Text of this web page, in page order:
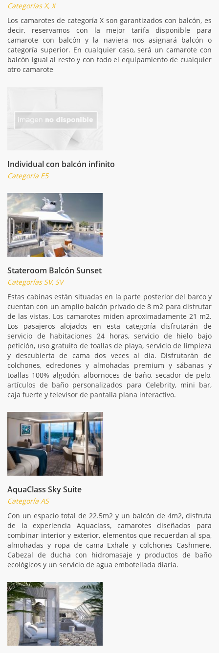
Categorías X, X
Los camarotes de categoría X son garantizados con balcón, es
decir, reservamos con la mejor tarifa disponible para
camarote con balcón y la naviera nos asignará balcón o
categoría superior. En cualquier caso, será un camarote con
balcón igual al resto y con todo el equipamiento de cualquier
otro camarote
Individual con balcón infinito
Categoría E5
Stateroom Balcón Sunset
Categorías SV, SV
Estas cabinas están situadas en la parte posterior del barco y
cuentan con un amplio balcón privado de 8 m2 para disfrutar
de las vistas. Los camarotes miden aproximadamente 21 m2.
Los pasajeros alojados en esta categoría disfrutarán de
servicio de habitaciones 24 horas, servicio de hielo bajo
petición, uso gratuito de toallas de playa, servicio de limpieza
y descubierta de cama dos veces al día. Disfrutarán de
colchones, edredones y almohadas premium y sábanas y
toallas 100% algodón, albornoces de baño, secador de pelo,
artículos de baño personalizados para Celebrity, mini bar,
caja fuerte y televisor de pantalla plana interactivo.
AquaClass Sky Suite
Categoría AS
Con un espacio total de 22.5m2 y un balcón de 4m2, disfruta
de la experiencia Aquaclass, camarotes diseñados para
combinar interior y exterior, elementos que recuerdan al spa,
almohadas y ropa de cama Exhale y colchones Cashmere.
Cabezal de ducha con hidromasaje y productos de baño
ecológicos y un servicio de agua embotellada diaria.